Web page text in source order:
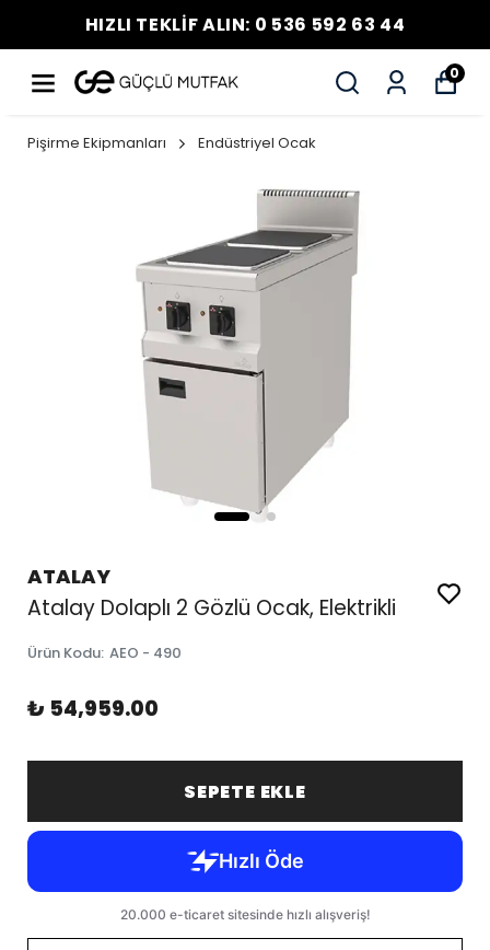
HIZLI TEKLİF ALIN: 0 536 592 63 44
0
Pişirme Ekipmanları Endüstriyel Ocak
ATALAY
Atalay Dolaplı 2 Gözlü Ocak, Elektrikli
Ürün Kodu: AEO - 490
₺ 54,959.00
SEPETE EKLE